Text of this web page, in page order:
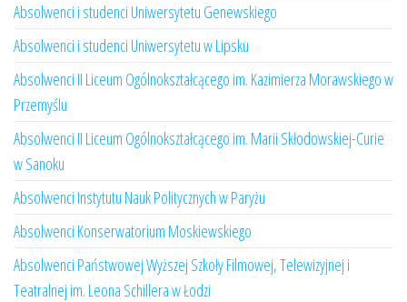
Absolwenci i studenci Uniwersytetu Genewskiego
Absolwenci i studenci Uniwersytetu w Lipsku
Absolwenci II Liceum Ogólnokształcącego im. Kazimierza Morawskiego w
Przemyślu
Absolwenci II Liceum Ogólnokształcącego im. Marii Skłodowskiej-Curie
w Sanoku
Absolwenci Instytutu Nauk Politycznych w Paryżu
Absolwenci Konserwatorium Moskiewskiego
Absolwenci Państwowej Wyższej Szkoły Filmowej, Telewizyjnej i
Teatralnej im. Leona Schillera w Łodzi